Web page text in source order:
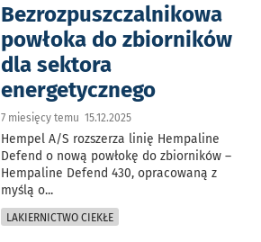
Bezrozpuszczalnikowa
powłoka do zbiorników
dla sektora
energetycznego
7 miesięcy temu 15.12.2025
Hempel A/S rozszerza linię Hempaline
Defend o nową powłokę do zbiorników –
Hempaline Defend 430, opracowaną z
myślą o...
LAKIERNICTWO CIEKŁE